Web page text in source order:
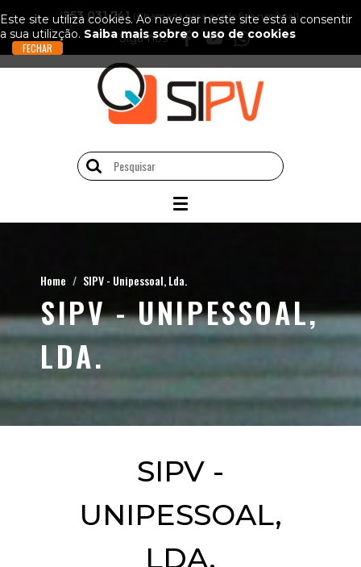
253 031 741 (Chamada para a rede fixa nacional)
Siga-nos
Home SIPV - Unipessoal, Lda.
SIPV - UNIPESSOAL,
LDA.
SIPV -
UNIPESSOAL,
LDA.
Este site utiliza cookies. Ao navegar neste site está a consentir
a sua utilizção. Saiba mais sobre o uso de cookies